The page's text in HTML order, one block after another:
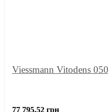
Viessmann Vitodens
77 795.52 грн